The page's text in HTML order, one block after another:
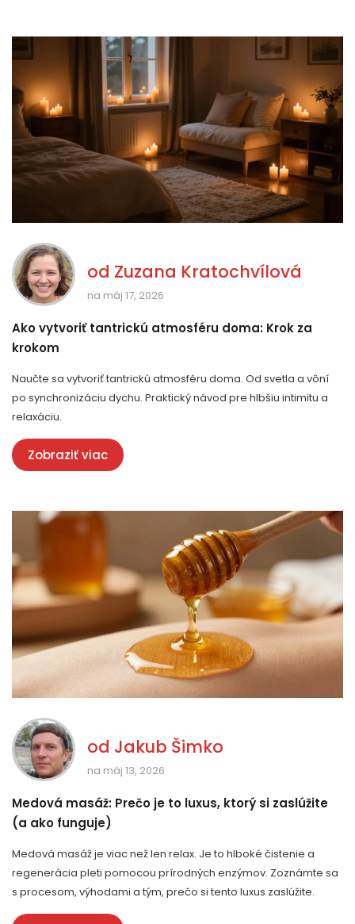
od Zuzana Kratochvílová
na máj 17, 2026
Ako vytvoriť tantrickú atmosféru doma: Krok za
krokom
Naučte sa vytvoriť tantrickú atmosféru doma. Od svetla a vôní
po synchronizáciu dychu. Praktický návod pre hlbšiu intimitu a
relaxáciu.
Zobraziť viac
od Jakub Šimko
na máj 13, 2026
Medová masáž: Prečo je to luxus, ktorý si zaslúžite
(a ako funguje)
Medová masáž je viac než len relax. Je to hlboké čistenie a
regenerácia pleti pomocou prírodných enzýmov. Zoznámte sa
s procesom, výhodami a tým, prečo si tento luxus zaslúžite.